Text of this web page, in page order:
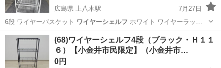
広島県 上八木駅
7月27日
6段 ワイヤーバスケット ワイヤーシェルフ
…広島 広島市 上八木駅 アントニウス
(68)ワイヤーシェルフ4段（ブラック・Ｈ１１
６）【小金井市民限定】（小金井市…
0円